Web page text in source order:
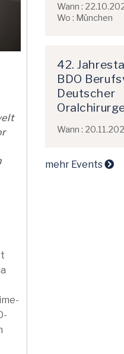
Wann :
Wo : München
42.
BDO
Deutscher
Wann :
mehr Events